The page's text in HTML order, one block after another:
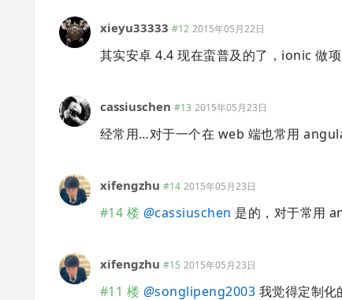
xieyu33333 #12 2015年05月22日
其实安卓 4.4 现在蛮普及的了，ionic 做
cassiuschen #13 2015年05月23日
经常用…对于一个在 web 端也常用
xifengzhu #14 2015年05月23日
#14 楼 @cassiuschen 是的，对于常用
xifengzhu #15 2015年05月23日
#11 楼 @songlipeng2003 我觉得定制化